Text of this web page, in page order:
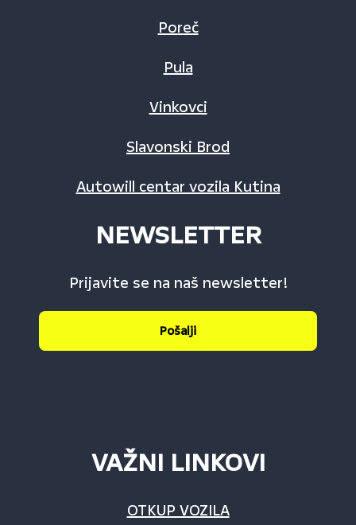
Poreč
Pula
Vinkovci
Slavonski Brod
Autowill centar vozila Kutina
NEWSLETTER
Prijavite se na naš newsletter!
Pošalji
VAŽNI LINKOVI
OTKUP VOZILA